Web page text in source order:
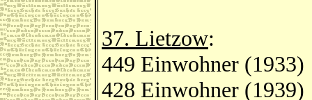
37. Lietzow:
449 Einwohner (1933)
428 Einwohner (1939)